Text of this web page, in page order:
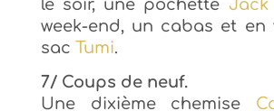
le soir, une pochette Jack
week-end, un cabas et en
sac Tumi.
7/ Coups de neuf.
Une dixième chemise